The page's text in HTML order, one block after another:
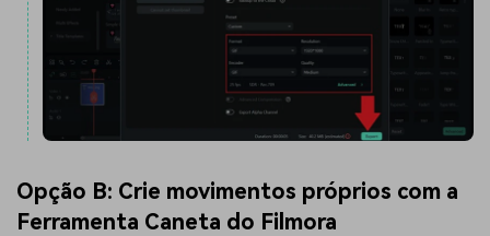
Opção B: Crie movimentos próprios com a
Ferramenta Caneta do Filmora